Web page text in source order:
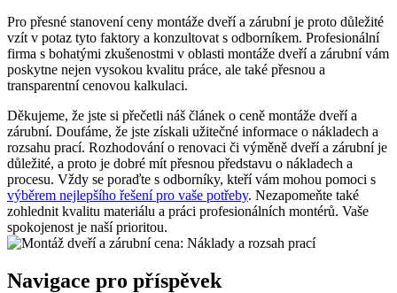
Pro přesné stanovení ceny montáže dveří a zárubní je proto důležité
vzít v potaz tyto faktory a konzultovat s odborníkem. Profesionální
firma s bohatými zkušenostmi v oblasti montáže dveří a zárubní vám
poskytne nejen vysokou kvalitu práce, ale také přesnou a
transparentní cenovou kalkulaci.
Děkujeme, že jste si přečetli náš článek o ceně montáže dveří a
zárubní. Doufáme, že jste získali užitečné informace o nákladech a
rozsahu prací. Rozhodování o renovaci či výměně dveří a zárubní je
důležité, a proto je dobré mít přesnou představu o nákladech a
procesu. Vždy se poraďte s odborníky, kteří vám mohou pomoci s
výběrem nejlepšího řešení pro vaše potřeby. Nezapomeňte také
zohlednit kvalitu materiálu a práci profesionálních montérů. Vaše
spokojenost je naší prioritou.
Navigace pro příspěvek